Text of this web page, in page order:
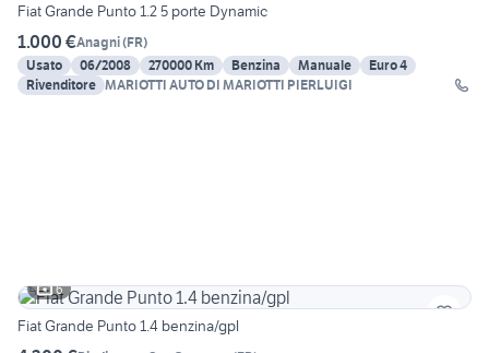
Fiat Grande Punto 1.2 5 porte Dynamic
1.000 €Anagni(FR)
Usato
06/2008 270000 Km Benzina Manuale
Euro 4
Rivenditore MARIOTTI AUTO DI MARIOTTI PIERLUIGI
6
Fiat Grande Punto 1.4 benzina/gpl